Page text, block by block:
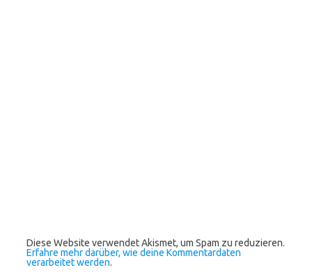
Diese Website verwendet Akismet, um Spam zu reduzieren.
Erfahre mehr darüber, wie deine Kommentardaten
verarbeitet werden.